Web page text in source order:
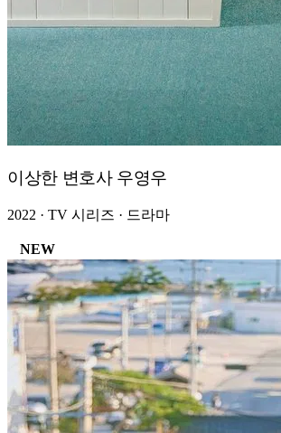
이상한 변호사 우영우
2022 · TV 시리즈 · 드라마
NEW